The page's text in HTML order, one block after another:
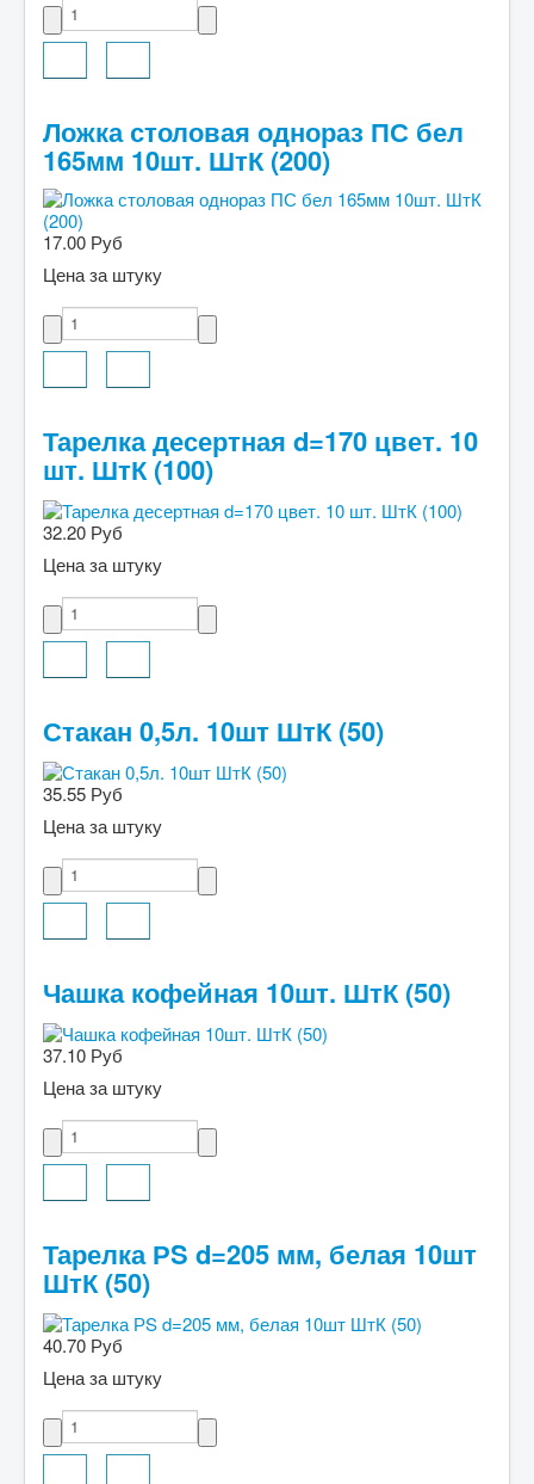
Ложка столовая однораз ПС бел
165мм 10шт. ШтК (200)
17.00 Руб
Цена за штуку
Тарелка десертная d=170 цвет. 10
шт. ШтК (100)
32.20 Руб
Цена за штуку
Стакан 0,5л. 10шт ШтК (50)
35.55 Руб
Цена за штуку
Чашка кофейная 10шт. ШтК (50)
37.10 Руб
Цена за штуку
Тарелка РS d=205 мм, белая 10шт
ШтК (50)
40.70 Руб
Цена за штуку